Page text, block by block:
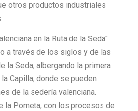
otros productos industriales
en la Ruta de la Seda”
a través de los siglos y de las
la Seda, albergando la primera
Capilla, donde se pueden
de la sedería valenciana.
la Pometa, con los procesos de